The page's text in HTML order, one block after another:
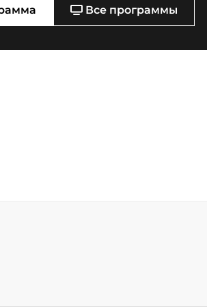
Все программы